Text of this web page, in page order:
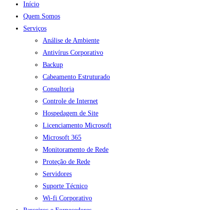
Início
Quem Somos
Serviços
Análise de Ambiente
Antivírus Corporativo
Backup
Cabeamento Estruturado
Consultoria
Controle de Internet
Hospedagem de Site
Licenciamento Microsoft
Microsoft 365
Monitoramento de Rede
Proteção de Rede
Servidores
Suporte Técnico
Wi-fi Corporativo